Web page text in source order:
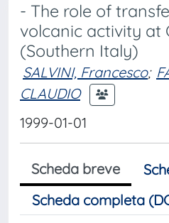
- The role of
volcanic activity at
(Southern Italy)
SALVINI, Francesco;
CLAUDIO
1999-01-01
Scheda breve
Scheda completa